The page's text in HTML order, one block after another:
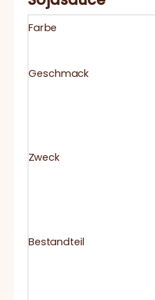
Farbe
Geschmack
Zweck
Bestandteil